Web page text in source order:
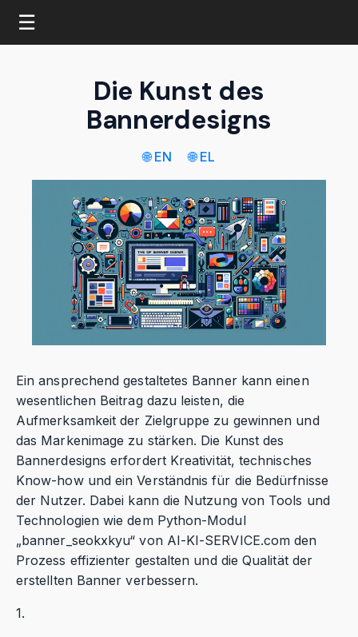
☰
Die Kunst des
Bannerdesigns
🌐 EN 🌐 EL
Ein ansprechend gestaltetes Banner kann einen
wesentlichen Beitrag dazu leisten, die
Aufmerksamkeit der Zielgruppe zu gewinnen und
das Markenimage zu stärken. Die Kunst des
Bannerdesigns erfordert Kreativität, technisches
Know-how und ein Verständnis für die Bedürfnisse
der Nutzer. Dabei kann die Nutzung von Tools und
Technologien wie dem Python-Modul
„banner_seokxkyu“ von AI-KI-SERVICE.com den
Prozess effizienter gestalten und die Qualität der
erstellten Banner verbessern.
1.